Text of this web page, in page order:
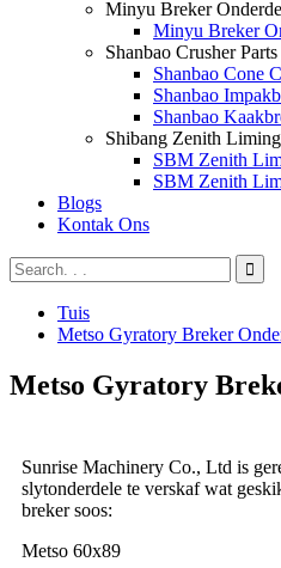
Minyu Breker
Minyu Breker
Shanbao Crusher Parts
Shanbao Cone
Shanbao
Shanbao
Shibang Zenith
SBM Zenith
SBM Zenith
Blogs
Kontak Ons
Tuis
Metso Gyratory Breker
Metso Gyratory
Sunrise Machinery Co., Ltd is
slytonderdele te verskaf wat
breker soos:
Metso 60x89